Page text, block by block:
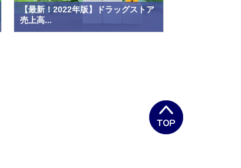
【最新！2022年版】ドラッグストア
売上高...